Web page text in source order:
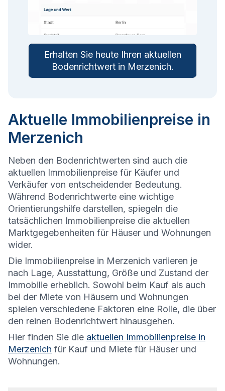
Erhalten Sie heute Ihren aktuellen
Bodenrichtwert in Merzenich.
Aktuelle Immobilienpreise in
Merzenich
Neben den Bodenrichtwerten sind auch die
aktuellen Immobilienpreise für Käufer und
Verkäufer von entscheidender Bedeutung.
Während Bodenrichtwerte eine wichtige
Orientierungshilfe darstellen, spiegeln die
tatsächlichen Immobilienpreise die aktuellen
Marktgegebenheiten für Häuser und Wohnungen
wider.
Die Immobilienpreise in Merzenich variieren je
nach Lage, Ausstattung, Größe und Zustand der
Immobilie erheblich. Sowohl beim Kauf als auch
bei der Miete von Häusern und Wohnungen
spielen verschiedene Faktoren eine Rolle, die über
den reinen Bodenrichtwert hinausgehen.
Hier finden Sie die aktuellen Immobilienpreise in
Merzenich für Kauf und Miete für Häuser und
Wohnungen.